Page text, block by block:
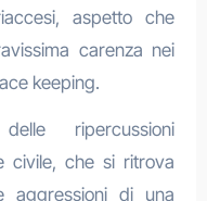
aspetto che
carenza nei
keeping.
ripercussioni
civile, che si ritrova
aggressioni di una